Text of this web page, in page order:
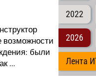
возможности
были
...
2022
2026
Лента